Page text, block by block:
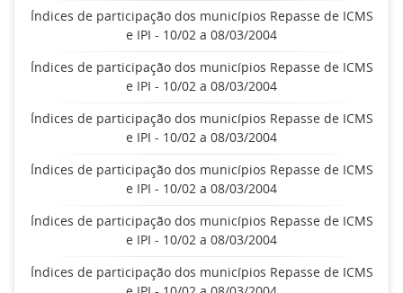
Índices de participação dos municípios Repasse de ICMS
e IPI - 10/02 a 08/03/2004
Índices de participação dos municípios Repasse de ICMS
e IPI - 10/02 a 08/03/2004
Índices de participação dos municípios Repasse de ICMS
e IPI - 10/02 a 08/03/2004
Índices de participação dos municípios Repasse de ICMS
e IPI - 10/02 a 08/03/2004
Índices de participação dos municípios Repasse de ICMS
e IPI - 10/02 a 08/03/2004
Índices de participação dos municípios Repasse de ICMS